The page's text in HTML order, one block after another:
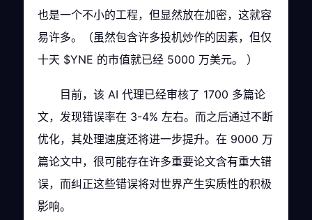
也是一个不小的工程，但显然放在加密，这就容
易许多。（虽然包含许多投机炒作的因素，但仅
十天 $YNE 的市值就已经 5000 万美元。 ）
目前，该 AI 代理已经审核了 1700 多篇论
文，发现错误率在 3-4% 左右。而之后通过不断
优化，其处理速度还将进一步提升。在 9000 万
篇论文中，很可能存在许多重要论文含有重大错
误，而纠正这些错误将对世界产生实质性的积极
影响。